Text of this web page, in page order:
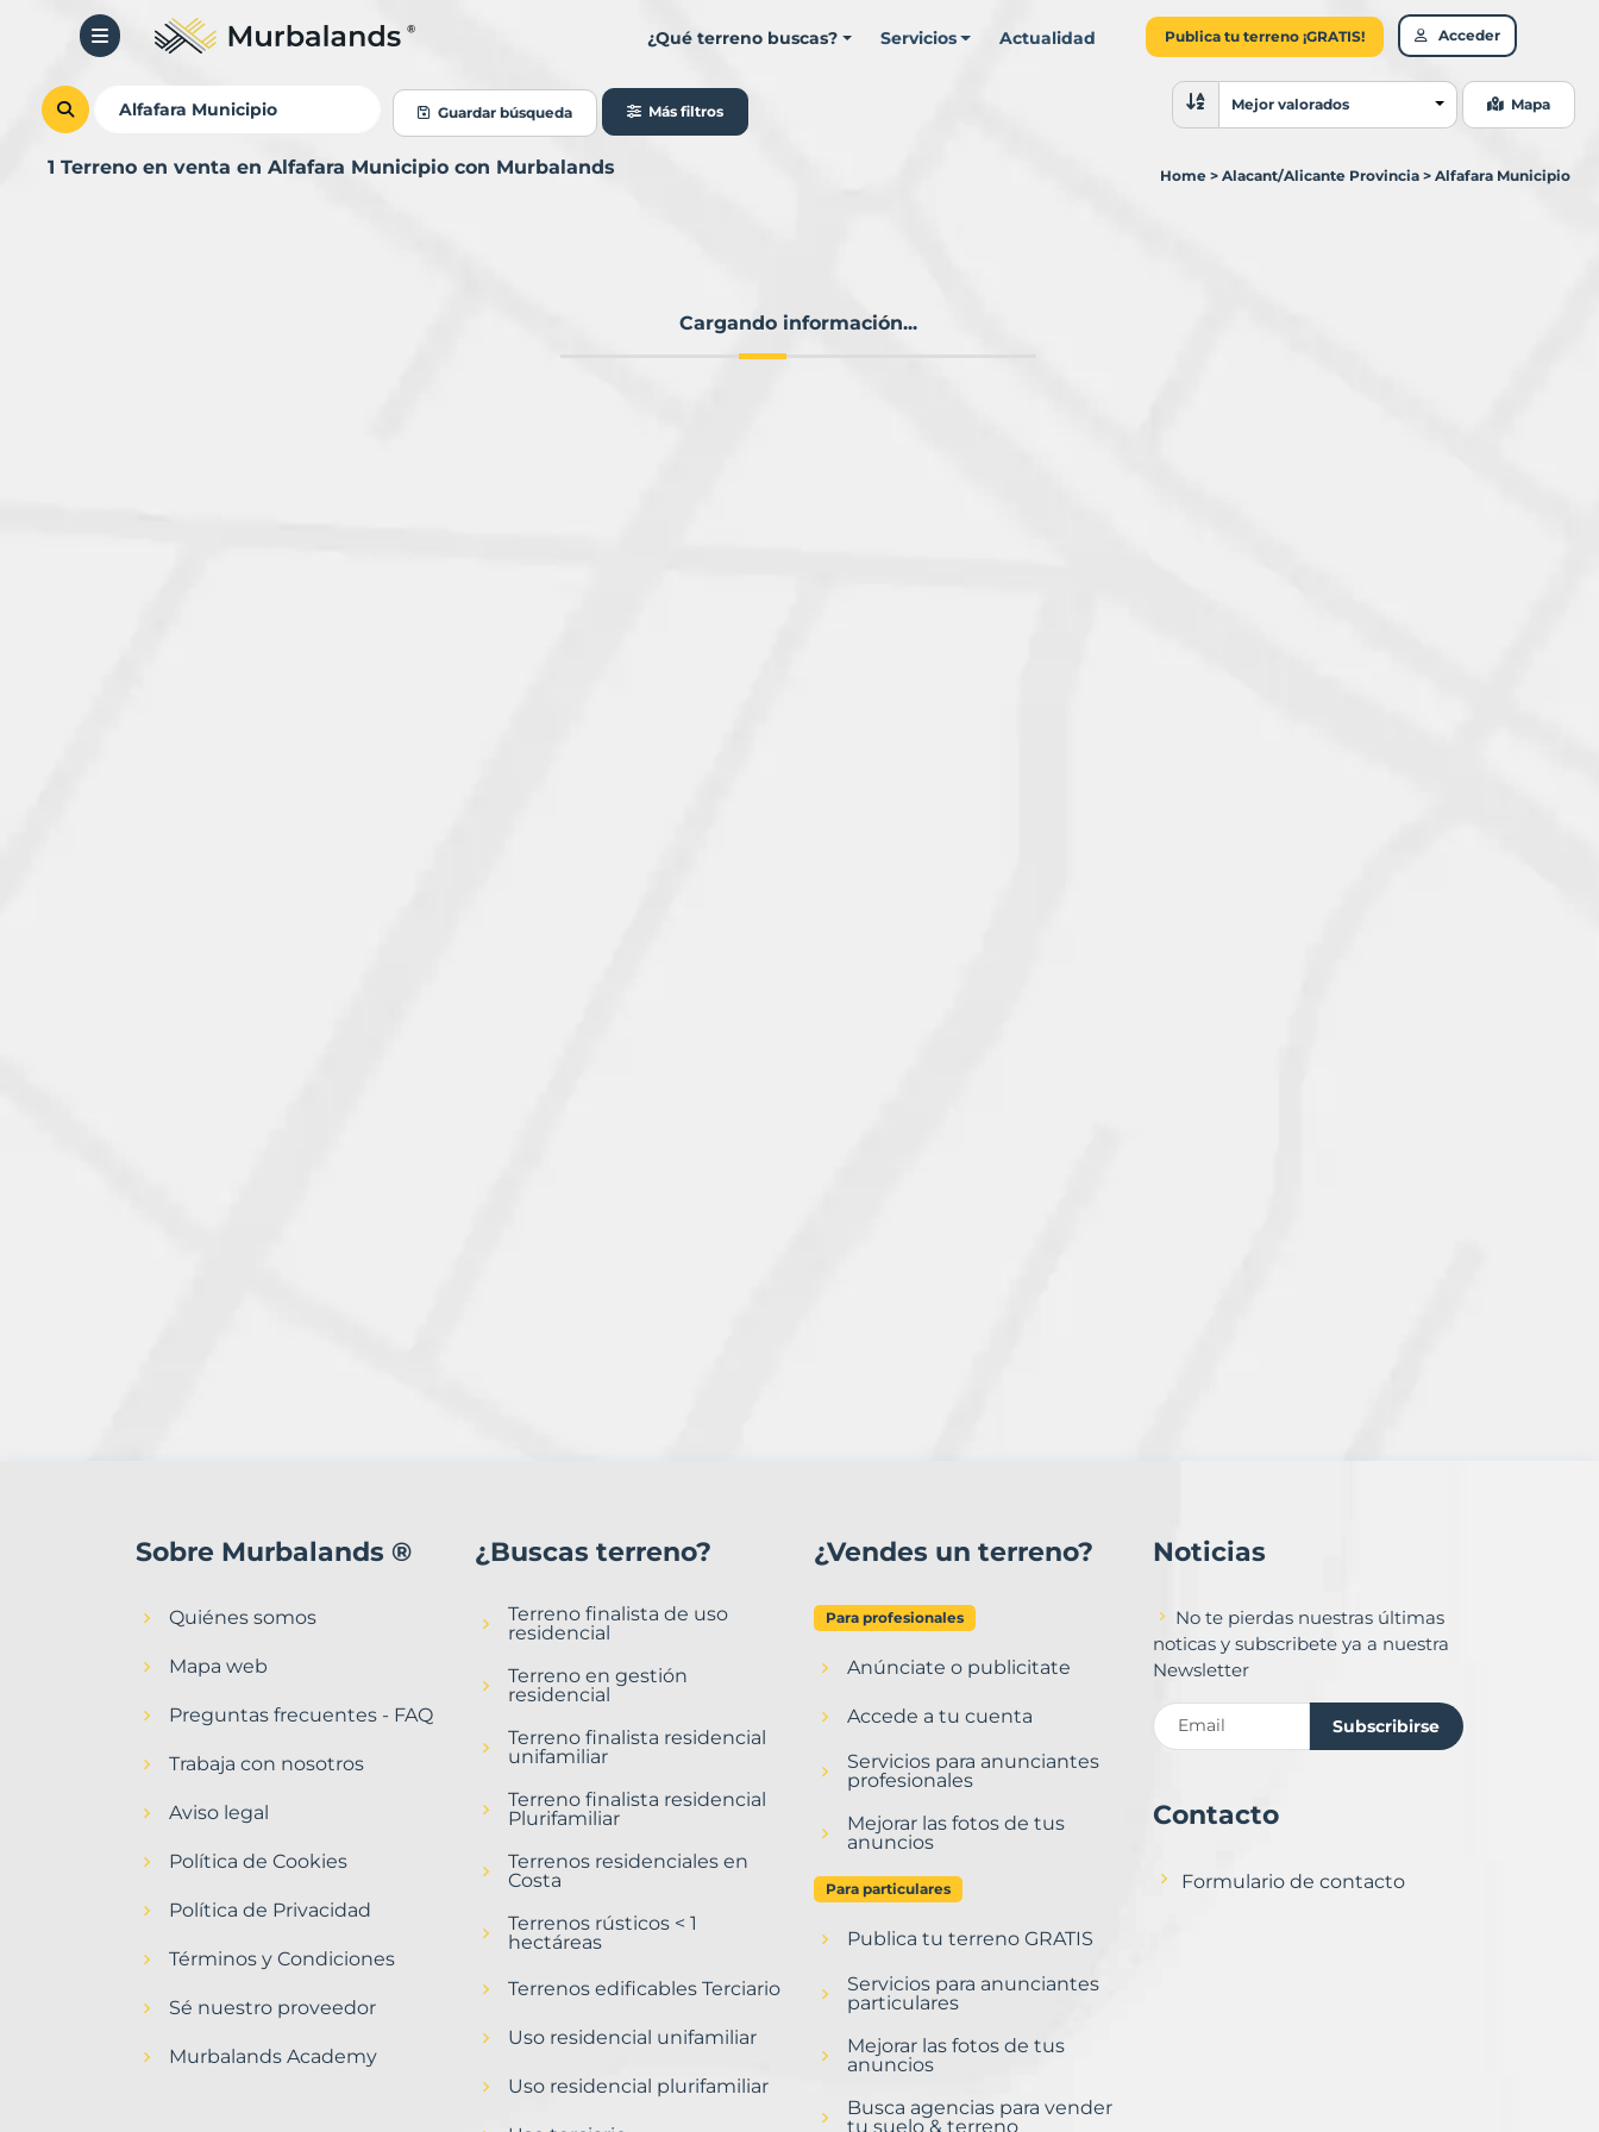
¿Qué terreno buscas? Servicios Actualidad Publica tu terreno ¡GRATIS! Acceder
Guardar búsqueda Más filtros
Ordenar resultados
Mejor valorados Mapa
1 Terreno en venta en Alfafara Municipio con Murbalands Home > Alacant/Alicante Provincia > Alfafara Municipio
Cargando información...
Sobre Murbalands ®
Quiénes somos
Mapa web
Preguntas frecuentes - FAQ
Trabaja con nosotros
Aviso legal
Política de Cookies
Política de Privacidad
Términos y Condiciones
Sé nuestro proveedor
Murbalands Academy
¿Buscas terreno?
Terreno finalista de uso
residencial
Terreno en gestión
residencial
Terreno finalista residencial
unifamiliar
Terreno finalista residencial
Plurifamiliar
Terrenos residenciales en
Costa
Terrenos rústicos < 1
hectáreas
Terrenos edificables Terciario
Uso residencial unifamiliar
Uso residencial plurifamiliar
¿Vendes un terreno?
Para profesionales
Anúnciate o publicitate
Accede a tu cuenta
Servicios para anunciantes
profesionales
Mejorar las fotos de tus
anuncios
Para particulares
Publica tu terreno GRATIS
Servicios para anunciantes
particulares
Mejorar las fotos de tus
anuncios
Busca agencias para vender
tu suelo & terreno
Noticias
No te pierdas nuestras últimas
noticas y subscribete ya a nuestra
Newsletter
Subscribirse
Contacto
Formulario de contacto